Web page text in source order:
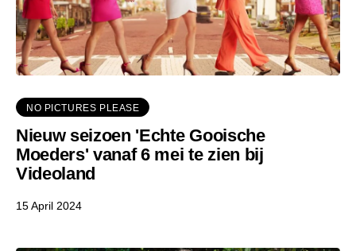
NO PICTURES PLEASE
Nieuw seizoen 'Echte Gooische
Moeders' vanaf 6 mei te zien bij
Videoland
15 April 2024